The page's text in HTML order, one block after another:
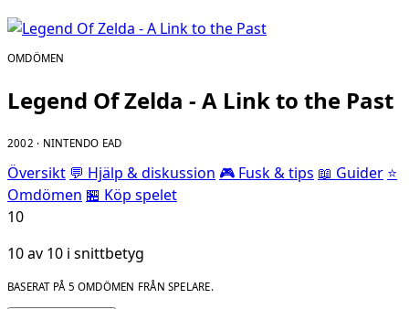
OMDÖMEN
Legend Of Zelda - A Link to the Past
2002 · NINTENDO EAD
Översikt 💬 Hjälp & diskussion 🎮 Fusk & tips 📖 Guider ⭐
Omdömen 🏪 Köp spelet
10
10 av 10 i snittbetyg
BASERAT PÅ 5 OMDÖMEN FRÅN SPELARE.